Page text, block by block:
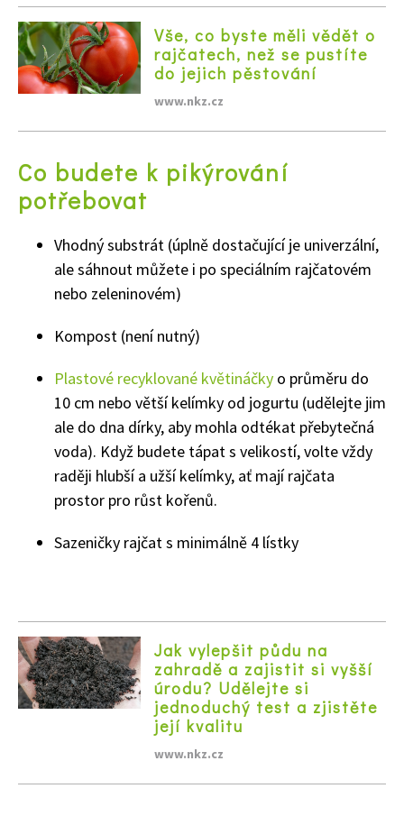
Vše, co byste měli vědět o
rajčatech, než se pustíte
do jejich pěstování
www.nkz.cz
Co budete k pikýrování
potřebovat
Vhodný substrát (úplně dostačující je univerzální,
ale sáhnout můžete i po speciálním rajčatovém
nebo zeleninovém)
Kompost (není nutný)
Plastové recyklované květináčky o průměru do
10 cm nebo větší kelímky od jogurtu (udělejte jim
ale do dna dírky, aby mohla odtékat přebytečná
voda). Když budete tápat s velikostí, volte vždy
raději hlubší a užší kelímky, ať mají rajčata
prostor pro růst kořenů.
Sazeničky rajčat s minimálně 4 lístky
Jak vylepšit půdu na
zahradě a zajistit si vyšší
úrodu? Udělejte si
jednoduchý test a zjistěte
její kvalitu
www.nkz.cz